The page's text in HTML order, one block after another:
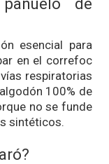
de
esencial para
en el correfoc
respiratorias
100% de
no se funde
sintéticos.